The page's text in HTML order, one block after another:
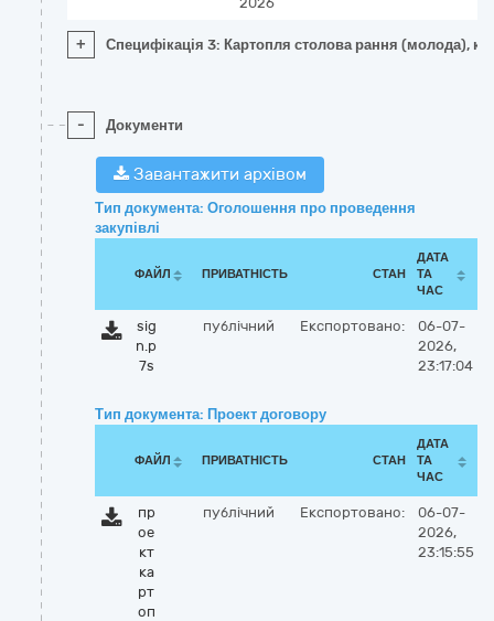
+ Специфікація 3: Картопля столова рання (молода),
- Документи
Завантажити архівом
Тип документа: Оголошення про проведення
закупівлі
ФАЙЛ ПРИВАТНІСТЬ СТАН
ДАТА
ТА
ЧАС
sig
n.p
7s
публічний Експортовано:
06-07-
2026,
23:17:04
Тип документа: Проект договору
ФАЙЛ ПРИВАТНІСТЬ СТАН
ДАТА
ТА
ЧАС
пр
ое
кт
ка
рт
оп
публічний Експортовано:
06-07-
2026,
23:15:55